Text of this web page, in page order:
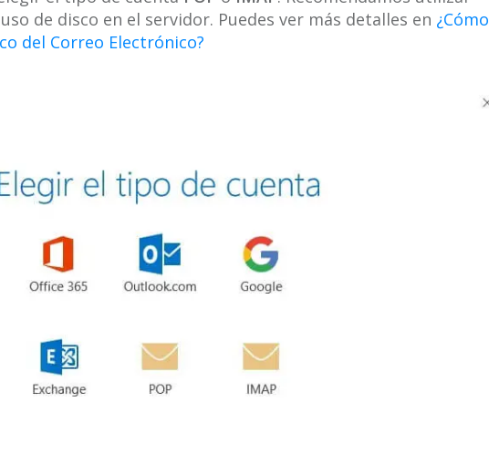
de disco en el servidor. Puedes ver más detalles en ¿Cómo
del Correo Electrónico?